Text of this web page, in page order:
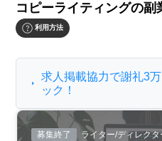
コピーライティングの
利用方法
求人掲載協力で謝礼3
ック！
募集終了 ライター/ディレクタ